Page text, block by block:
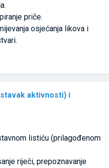
priče.
osjećanja likova i
aktivnosti) i
listiću (prilagođenom
riječi, prepoznavanje